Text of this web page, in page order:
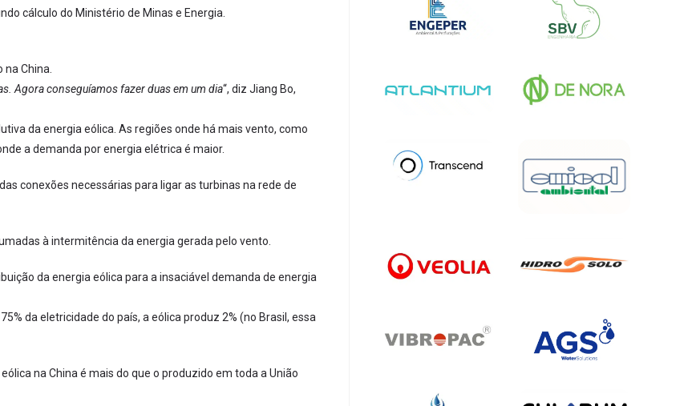
cálculo do Ministério de Minas e Energia.
China.
Agora conseguíamos fazer duas em um dia“, diz Jiang Bo,
da energia eólica. As regiões onde há mais vento, como
a demanda por energia elétrica é maior.
conexões necessárias para ligar as turbinas na rede de
à intermitência da energia gerada pelo vento.
da energia eólica para a insaciável demanda de energia
da eletricidade do país, a eólica produz 2% (no Brasil, essa
na China é mais do que o produzido em toda a União